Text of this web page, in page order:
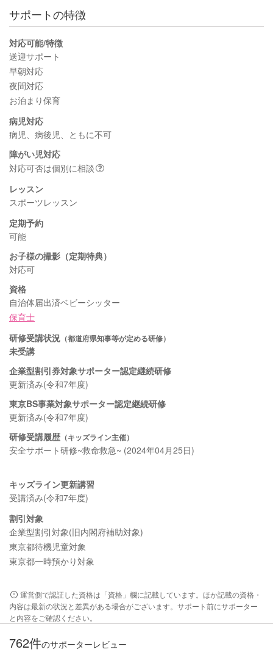
サポートの特徴
対応可能/特徴
送迎サポート
早朝対応
夜間対応
お泊まり保育
病児対応
病児、病後児、ともに不可
障がい児対応
対応可否は個別に相談
レッスン
スポーツレッスン
定期予約
可能
お子様の撮影（定期特典）
対応可
資格
自治体届出済ベビーシッター
保育士
研修受講状況 （都道府県知事等が定める研修）
未受講
企業型割引券対象サポーター認定継続研修
更新済み(令和7年度)
東京BS事業対象サポーター認定継続研修
更新済み(令和7年度)
研修受講履歴 （キッズライン主催）
安全サポート研修~救命救急~ (2024年04月25日)
キッズライン更新講習
受講済み(令和7年度)
割引対象
企業型割引対象(旧内閣府補助対象)
東京都待機児童対象
東京都一時預かり対象
運営側で認証した資格は「資格」欄に記載しています。ほか記載の資格・
内容は最新の状況と差異がある場合がございます。サポート前にサポーター
と内容をご確認ください。
762件のサポーターレビュー